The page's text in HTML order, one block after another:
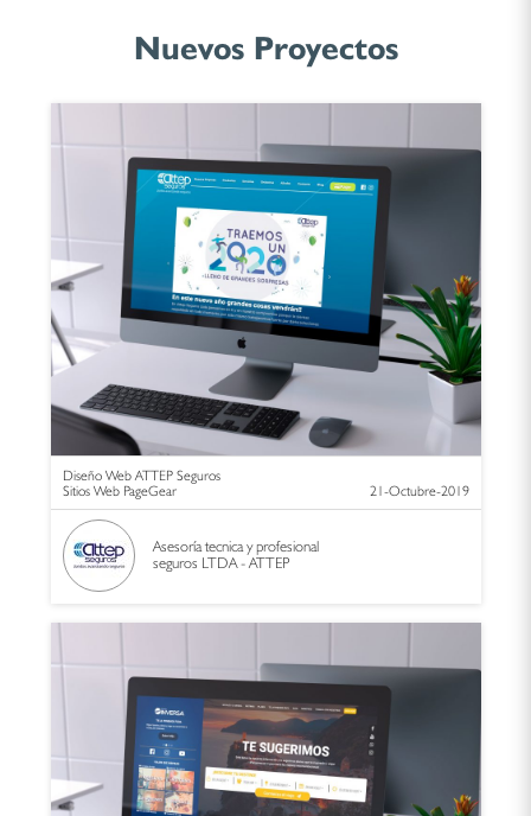
Nuevos Proyectos
Diseño Web ATTEP Seguros
Sitios Web PageGear
21-Octubre-2019
Asesoría tecnica y profesional
seguros LTDA - ATTEP